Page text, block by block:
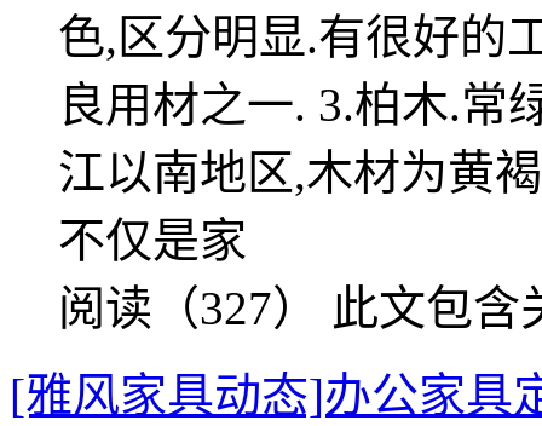
色,区分明显.有很好的
良用材之一. 3.柏木.常
江以南地区,木材为黄
不仅是家
阅读（327） 此文包含
[雅风家具动态]办公家具